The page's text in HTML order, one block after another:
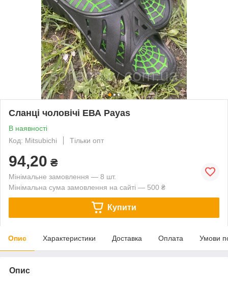
Сланці чоловічі ЕВА Payas
В наявності
Код: Mitsubichi
Тільки опт
94,20 ₴
Мінімальне замовлення — 8 шт.
Мінімальна сума замовлення на сайті — 500 ₴
Купити
Опис Характеристики Доставка Оплата Умови
Опис